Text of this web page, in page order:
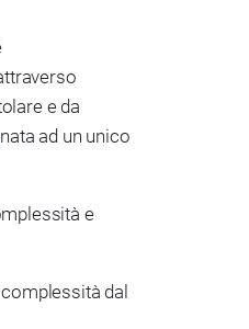
e da
ad un unico
e
dal